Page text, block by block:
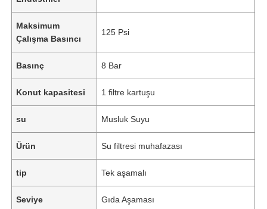
Maksimum
Çalışma Basıncı
125 Psi
Basınç 8 Bar
Konut kapasitesi 1 filtre kartuşu
su Musluk Suyu
Ürün Su filtresi muhafazası
tip Tek aşamalı
Seviye Gıda Aşaması